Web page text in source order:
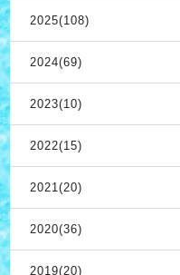
2025(108)
2024(69)
2023(10)
2022(15)
2021(20)
2020(36)
2019(20)